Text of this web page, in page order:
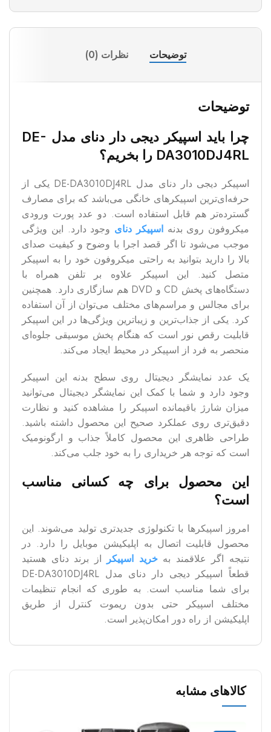
توضیحات نظرات (0)
توضیحات
چرا باید اسپیکر دیجی دار دنای مدل DE-
DA3010DJ4RL را بخریم؟
اسپیکر دیجی دار دنای مدل DE-DA3010DJ4RL یکی از
حرفه‌ای‌ترین اسپیکرهای خانگی می‌باشد که برای مصارف
گسترده‌تر هم قابل استفاده است. دو عدد پورت ورودی
میکروفون روی بدنهاسپیکر دنای وجود دارد. این ویژگی
موجب می‌شود تا اگر قصد اجرا با وضوح و کیفیت صدای
بالا را دارید بتوانید به راحتی میکروفون خود را به اسپیکر
متصل کنید. این اسپیکر علاوه بر تلفن همراه با
دستگاه‌های پخش CD و DVD هم سازگاری دارد. همچنین
برای مجالس و مراسم‌های مختلف می‌توان از آن استفاده
کرد. یکی از جذاب‌ترین و زیباترین ویژگی‌ها در این اسپیکر
قابلیت رقص نور است که هنگام پخش موسیقی جلوه‌ای
منحصر به فرد از اسپیکر در محیط ایجاد می‌کند.
یک عدد نمایشگر دیجیتال روی سطح بدنه این اسپیکر
وجود دارد و شما با کمک این نمایشگر دیجیتال می‌توانید
میزان شارژ باقیمانده اسپیکر را مشاهده کنید و نظارت
دقیق‌تری روی عملکرد صحیح این محصول داشته باشید.
طراحی ظاهری این محصول کاملاً جذاب و ارگونومیک
است که توجه هر خریداری را به خود جلب می‌کند.
این محصول برای چه کسانی مناسب
است؟
امروز اسپیکرها با تکنولوژی جدیدتری تولید می‌شوند. این
محصول قابلیت اتصال به اپلیکیشن موبایل را دارد. در
نتیجه اگر علاقمند بهخرید اسپیکر از برند دنای هستید
قطعاً اسپیکر دیجی دار دنای مدل DE-DA3010DJ4RL
برای شما مناسب است. به طوری که انجام تنظیمات
مختلف اسپیکر حتی بدون ریموت کنترل از طریق
اپلیکیشن از راه دور امکان‌پذیر است.
کالاهای مشابه